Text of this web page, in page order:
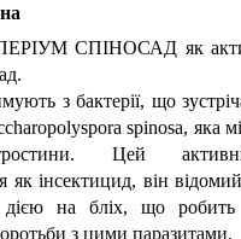
СПІНОСАД як
з бактерії, що
spinosa, яка
Цей
як інсектицид, він
на бліх, що робить
з цими паразитами.